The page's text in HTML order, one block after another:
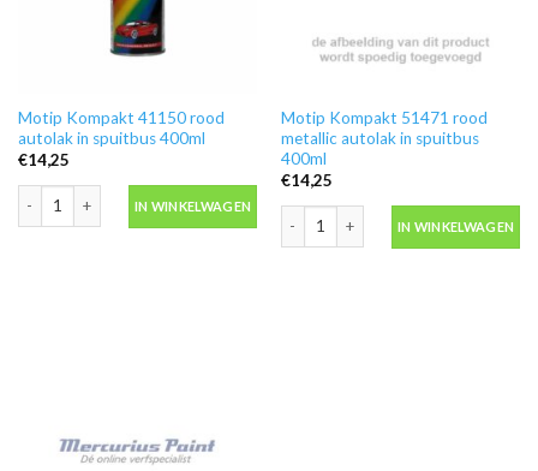
Motip Kompakt 41150 rood
autolak in spuitbus 400ml
€14,25
Motip Kompakt 41150 rood autolak in spuitbus 400ml aantal
IN WINKELWAGEN
Motip Kompakt 51471 rood
metallic autolak in spuitbus
400ml
€14,25
Motip Kompakt 51471 rood metallic
IN WINKELWAGEN